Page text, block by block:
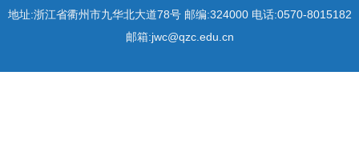
地址:浙江省衢州市九华北大道78号 邮编:324000 电话:0570-8015182
邮箱:jwc@qzc.edu.cn